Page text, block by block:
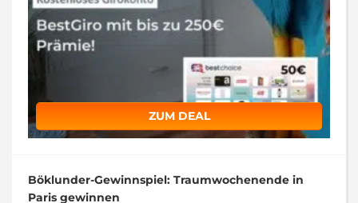
ZUM DEAL
Böklunder-Gewinnspiel: Traumwochenende in
Paris gewinnen